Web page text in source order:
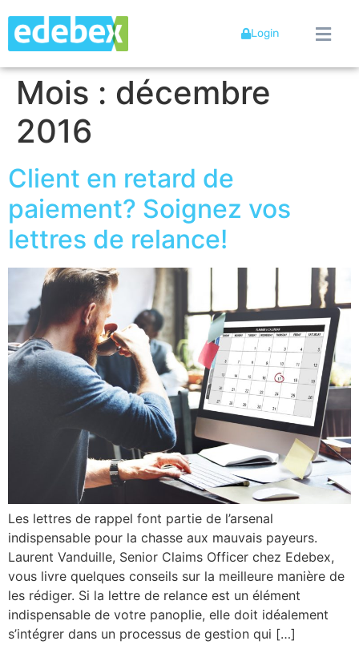
Login
Mois : décembre
2016
Client en retard de
paiement? Soignez vos
lettres de relance!
Les lettres de rappel font partie de l’arsenal
indispensable pour la chasse aux mauvais payeurs.
Laurent Vanduille, Senior Claims Officer chez Edebex,
vous livre quelques conseils sur la meilleure manière de
les rédiger. Si la lettre de relance est un élément
indispensable de votre panoplie, elle doit idéalement
s’intégrer dans un processus de gestion qui […]